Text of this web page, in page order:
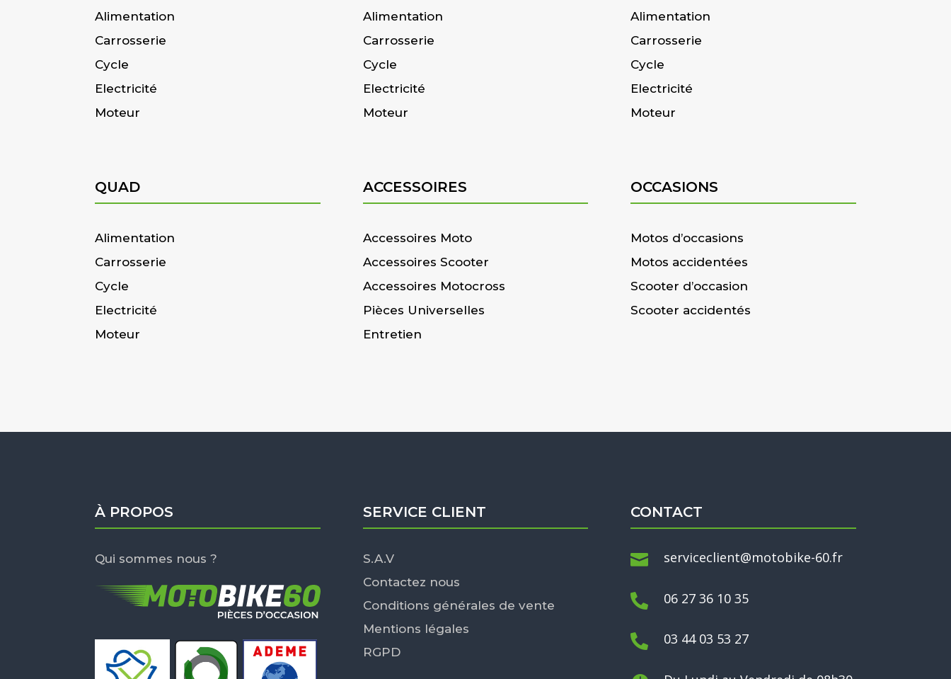
Alimentation
Carrosserie
Cycle
Electricité
Moteur
Alimentation
Carrosserie
Cycle
Electricité
Moteur
Alimentation
Carrosserie
Cycle
Electricité
Moteur
QUAD
Alimentation
Carrosserie
Cycle
Electricité
Moteur
ACCESSOIRES
Accessoires Moto
Accessoires Scooter
Accessoires Motocross
Pièces Universelles
Entretien
OCCASIONS
Motos d’occasions
Motos accidentées
Scooter d’occasion
Scooter accidentés
À PROPOS
Qui sommes nous ?
SERVICE CLIENT
S.A.V
Contactez nous
Conditions générales de vente
Mentions légales
RGPD
CONTACT
 serviceclient@motobike-60.fr
 06 27 36 10 35
 03 44 03 53 27